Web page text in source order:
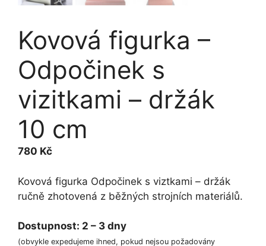
Kovová figurka –
Odpočinek s
vizitkami – držák
10 cm
780 Kč
Kovová figurka Odpočinek s viztkami – držák
ručně zhotovená z běžných strojních materiálů.
Dostupnost: 2 – 3 dny
(obvykle expedujeme ihned, pokud nejsou požadovány